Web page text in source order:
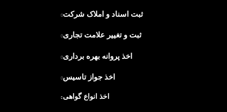
ثبت اسناد و املاک شرکت
ثبت و تغییر علامت تجاری
اخذ پروانه بهره برداری
اخذ جواز تاسیس
اخذ انواع گواهی